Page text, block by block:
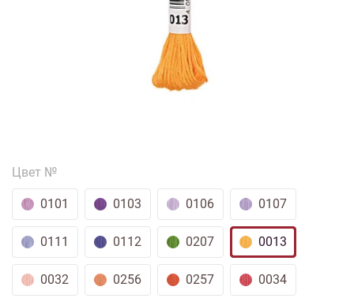
отличаться от оригинала продукции, взависимости от разрешения и
настроек вашего монитора, а также условий освещения при съемке
Мулине Rico Design
Цвет №
0101 0103 0106 0107
0111 0112 0207 0013
0032 0256 0257 0034